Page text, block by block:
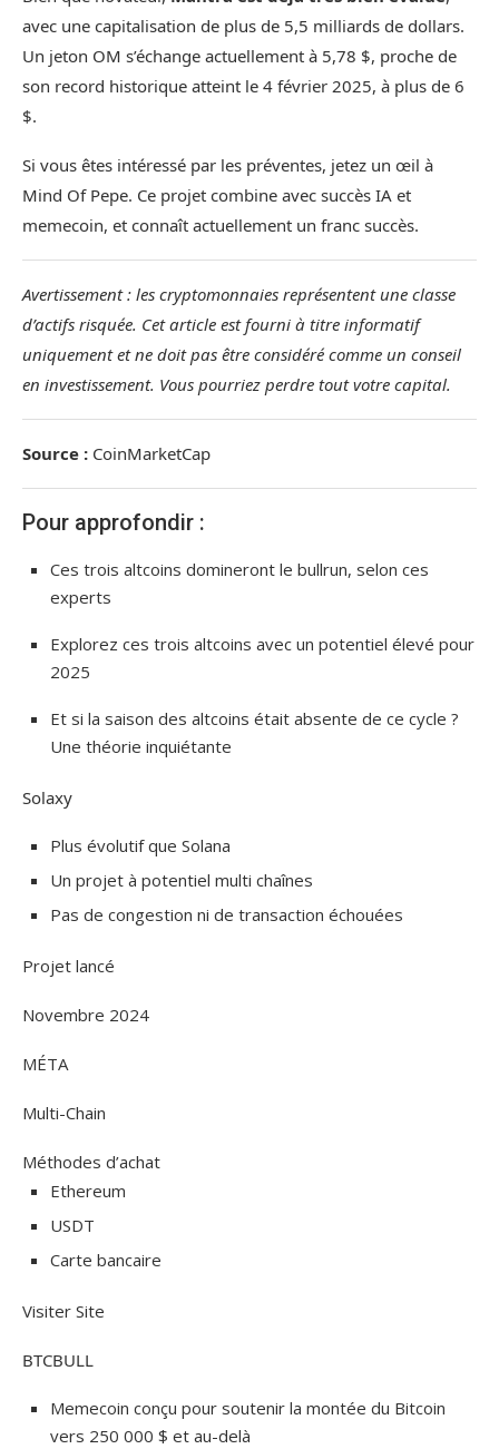
avec une capitalisation de plus de 5,5 milliards de dollars.
Un jeton OM s’échange actuellement à 5,78 $, proche de
son record historique atteint le 4 février 2025, à plus de 6
$.
Si vous êtes intéressé par les préventes, jetez un œil à
Mind Of Pepe. Ce projet combine avec succès IA et
memecoin, et connaît actuellement un franc succès.
Avertissement : les cryptomonnaies représentent une classe
d’actifs risquée. Cet article est fourni à titre informatif
uniquement et ne doit pas être considéré comme un conseil
en investissement. Vous pourriez perdre tout votre capital.
Source : CoinMarketCap
Pour approfondir :
Ces trois altcoins domineront le bullrun, selon ces
experts
Explorez ces trois altcoins avec un potentiel élevé pour
2025
Et si la saison des altcoins était absente de ce cycle ?
Une théorie inquiétante
Solaxy
Plus évolutif que Solana
Un projet à potentiel multi chaînes
Pas de congestion ni de transaction échouées
Projet lancé
Novembre 2024
MÉTA
Multi-Chain
Méthodes d’achat
Ethereum
USDT
Carte bancaire
Visiter Site
BTCBULL
Memecoin conçu pour soutenir la montée du Bitcoin
vers 250 000 $ et au-delà